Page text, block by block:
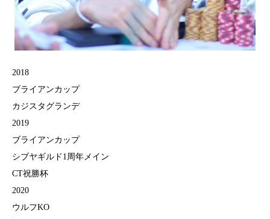
2018
ブライアンカップ
カジスタグランデ
2019
ブライアンカップ
シブヤギルド1周年メイン
CT祝勝杯
2020
ウルフKO